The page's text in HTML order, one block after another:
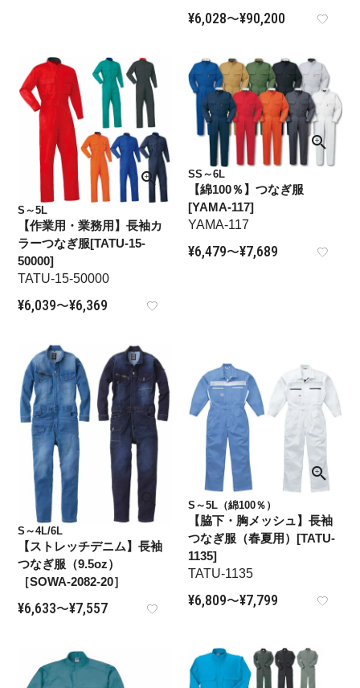
¥6,028〜¥90,200
S～5L
【作業用・業務用】長袖カ
ラーつなぎ服[TATU-15-
50000]
TATU-15-50000
¥6,039〜¥6,369
SS～6L
【綿100％】つなぎ服
[YAMA-117]
YAMA-117
¥6,479〜¥7,689
S～4L/6L
【ストレッチデニム】長袖
つなぎ服（9.5oz）
［SOWA-2082-20］
¥6,633〜¥7,557
S～5L（綿100％）
【脇下・胸メッシュ】長袖
つなぎ服（春夏用）[TATU-
1135]
TATU-1135
¥6,809〜¥7,799